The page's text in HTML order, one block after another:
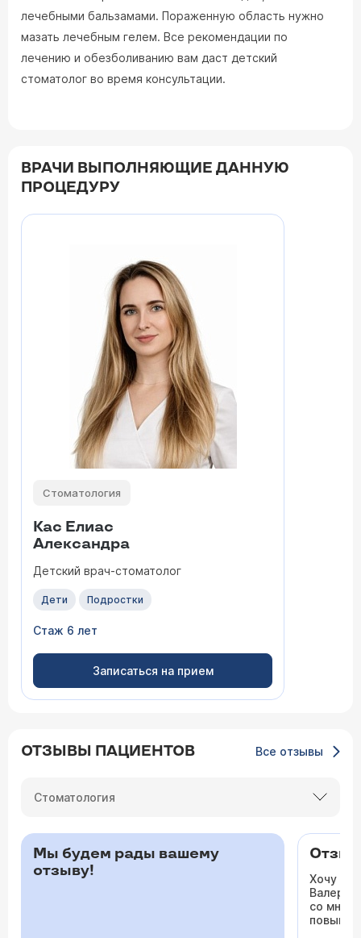
лечебными бальзамами. Пораженную область нужно
мазать лечебным гелем. Все рекомендации по
лечению и обезболиванию вам даст детский
стоматолог во время консультации.
ВРАЧИ ВЫПОЛНЯЮЩИЕ ДАННУЮ
ПРОЦЕДУРУ
Стоматология
Кас Елиас
Александра
Детский врач-стоматолог
Дети Подростки
Стаж 6 лет
Записаться на прием
ОТЗЫВЫ ПАЦИЕНТОВ Все отзывы
Стоматология
Мы будем рады вашему
отзыву!
Хочу
со мной